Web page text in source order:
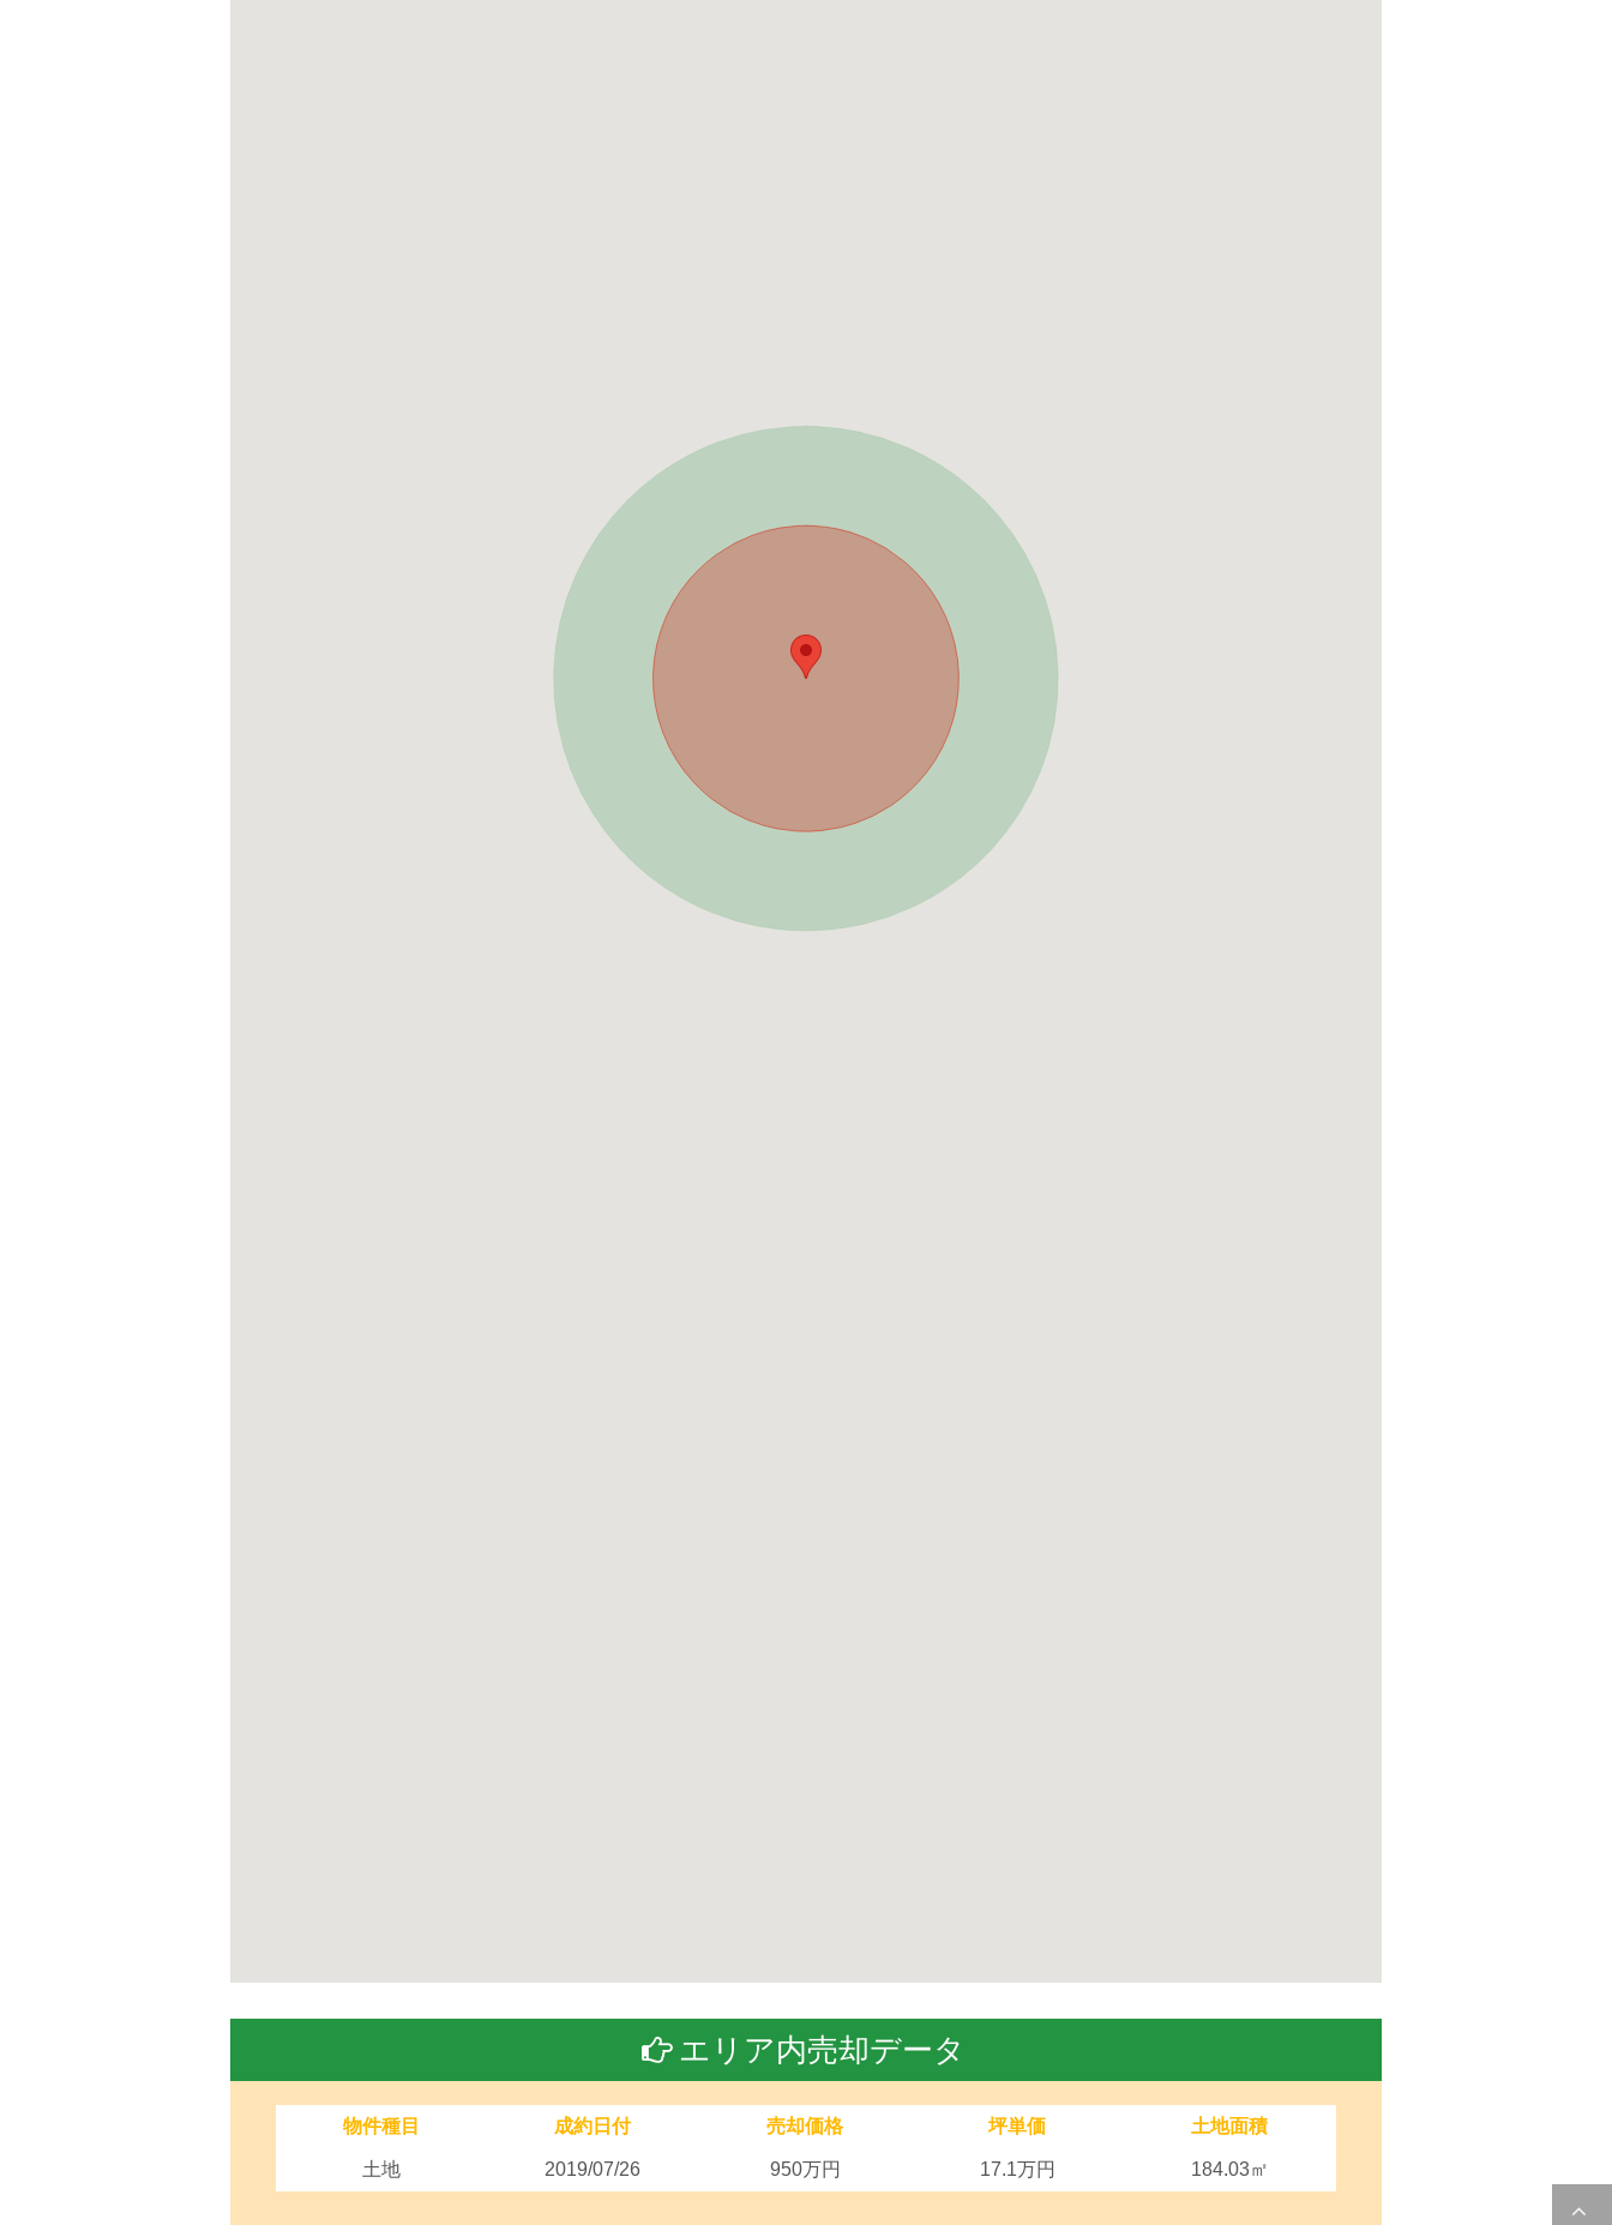
エリア内売却データ
物件種目 成約日付 売却価格 坪単価 土地面積
土地 2019/07/26 950万円 17.1万円 184.03㎡